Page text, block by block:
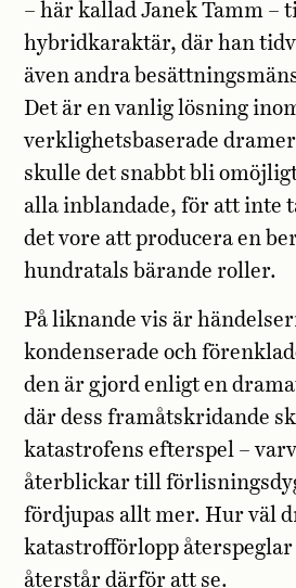
– här kallad Janek Tamm –
hybridkaraktär, där han
även andra
Det är en vanlig lösning
verklighetsbaserade
skulle det snabbt bli
alla inblandade, för att inte
det vore att producera en
hundratals bärande roller.
På liknande vis är
kondenserade och
den är gjord enligt en
där dess framåtskridande
katastrofens efterspel –
återblickar till
fördjupas allt mer. Hur väl
katastrofförlopp
återstår därför att se.